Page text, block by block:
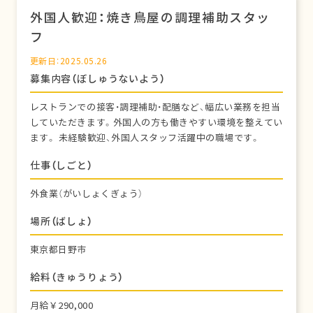
外国人歓迎：焼き鳥屋の調理補助スタッ
フ
更新日：2025.05.26
募集内容（ぼしゅうないよう）
レストランでの接客・調理補助・配膳など、幅広い業務を担当
していただきます。外国人の方も働きやすい環境を整えてい
ます。 未経験歓迎、外国人スタッフ活躍中の職場です。
仕事（しごと）
外食業（がいしょくぎょう）
場所（ばしょ）
東京都日野市
給料（きゅうりょう）
月給￥290,000